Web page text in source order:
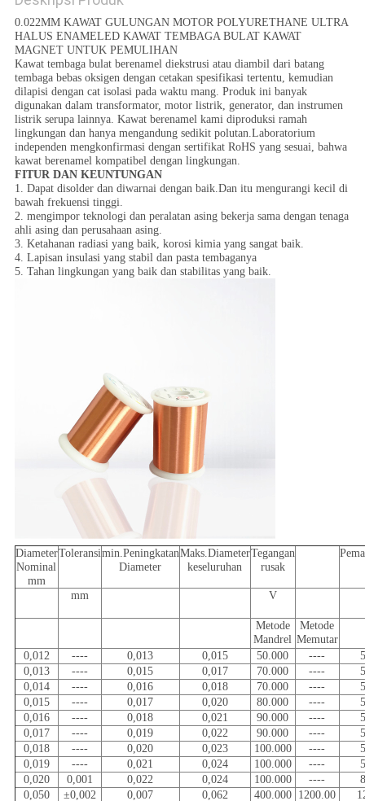
0.022MM KAWAT GULUNGAN MOTOR POLYURETHANE ULTRA
HALUS ENAMELED KAWAT TEMBAGA BULAT KAWAT
MAGNET UNTUK PEMULIHAN
Kawat tembaga bulat berenamel diekstrusi atau diambil dari batang
tembaga bebas oksigen dengan cetakan spesifikasi tertentu, kemudian
dilapisi dengan cat isolasi pada waktu mang. Produk ini banyak
digunakan dalam transformator, motor listrik, generator, dan instrumen
listrik serupa lainnya. Kawat berenamel kami diproduksi ramah
lingkungan dan hanya mengandung sedikit polutan.Laboratorium
independen mengkonfirmasi dengan sertifikat RoHS yang sesuai, bahwa
kawat berenamel kompatibel dengan lingkungan.
FITUR DAN KEUNTUNGAN
1. Dapat disolder dan diwarnai dengan baik.Dan itu mengurangi kecil di
bawah frekuensi tinggi.
2. mengimpor teknologi dan peralatan asing bekerja sama dengan tenaga
ahli asing dan perusahaan asing.
3. Ketahanan radiasi yang baik, korosi kimia yang sangat baik.
4. Lapisan insulasi yang stabil dan pasta tembaganya
5. Tahan lingkungan yang baik dan stabilitas yang baik.
Diameter
Nominal
mm
Toleransimin.Peningkatan
Diameter
Maks.Diameter
keseluruhan
Tegangan
rusak
mm V
Metode
Mandrel
Metode
Memutar
0,012
---- 0,013 0,015 50.000 ----
0,013
---- 0,015 0,017 70.000 ----
0,014
---- 0,016 0,018 70.000 ----
0,015
---- 0,017 0,020 80.000 ----
0,016
---- 0,018 0,021 90.000 ----
0,017
---- 0,019 0,022 90.000 ----
0,018
---- 0,020 0,023 100.000 ----
0,019
---- 0,021 0,024 100.000 ----
0,020
0,001 0,022 0,024 100.000 ----
0,050
±0,002 0,007 0,062 400.000 1200.00